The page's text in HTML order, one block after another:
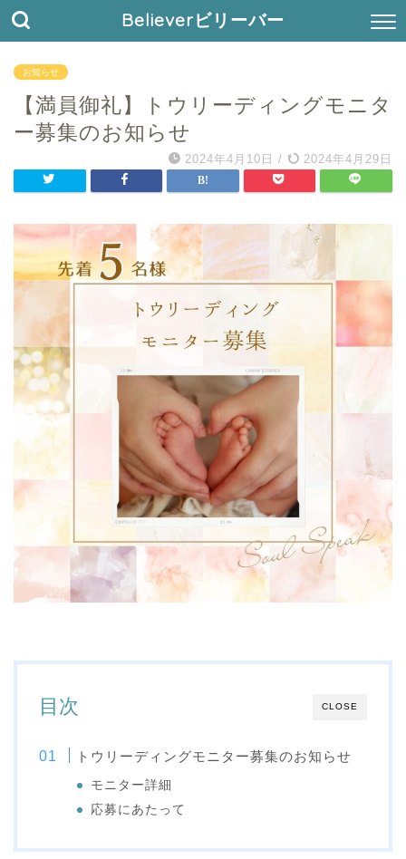
Believerビリーバー
お知らせ
【満員御礼】トウリーディングモニタ
ー募集のお知らせ
2024年4月10日 / 2024年4月29日
CLOSE
目次
トウリーディングモニター募集のお知らせ
モニター詳細
応募にあたって